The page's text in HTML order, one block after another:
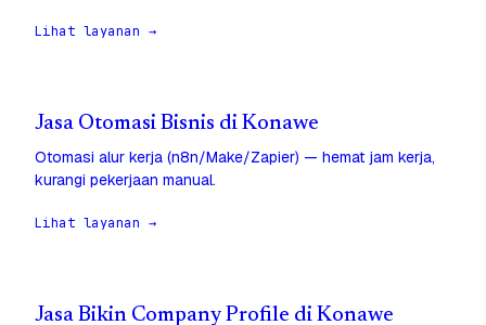
Lihat layanan →
Jasa Otomasi Bisnis di Konawe
Otomasi alur kerja (n8n/Make/Zapier) — hemat jam kerja,
kurangi pekerjaan manual.
Lihat layanan →
Jasa Bikin Company Profile di Konawe